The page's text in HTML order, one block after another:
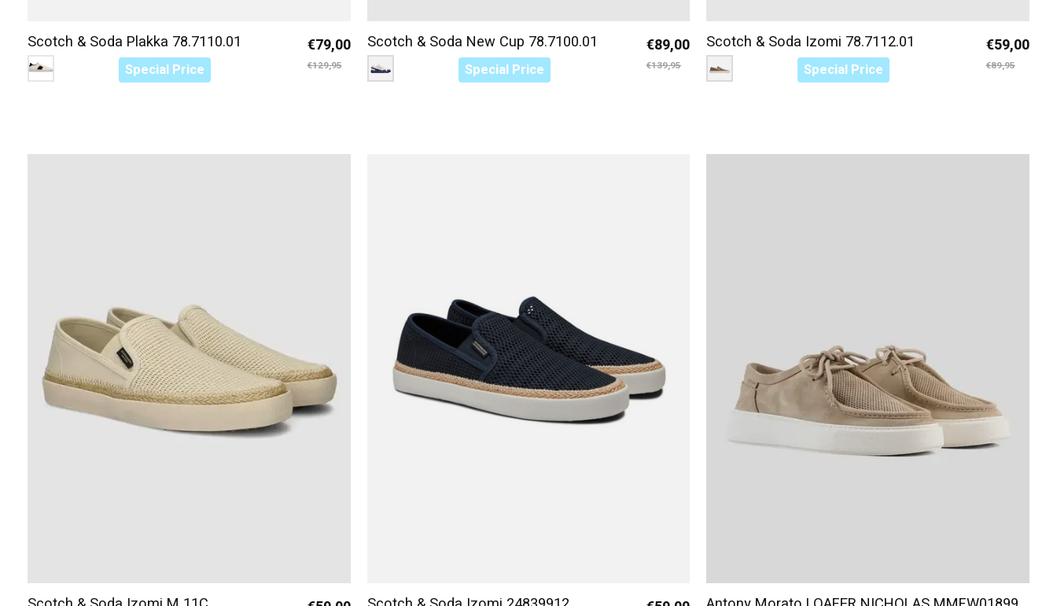
Special Price
Scotch & Soda Plakka 78.7110.01
Color: — Wit-Zwart B01
Wit-Zwart B01
€79,00
€129,95 Special Price
Scotch & Soda New Cup 78.7100.01
Color: — Blauw/Wit S04
Blauw/Wit S04
€89,00
€139,95 Special Price
Scotch & Soda Izomi 78.7112.01
Color: — Bruin D69
Bruin D69
€59,00
€89,95